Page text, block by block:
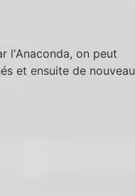
l'Anaconda, on peut
et ensuite de nouveau